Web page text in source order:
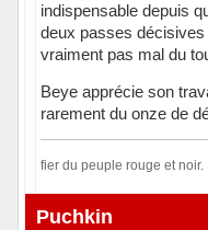
indispensable depuis
deux passes
vraiment pas mal du
Beye apprécie son
rarement du onze de
fier du peuple rouge et noir.
Hors ligne
Puchkin